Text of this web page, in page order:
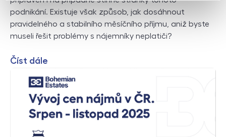
podnikání. Existuje však způsob, jak dosáhnout
pravidelného a stabilního měsíčního příjmu, aniž byste
museli řešit problémy s nájemníky neplatiči?
Číst dále